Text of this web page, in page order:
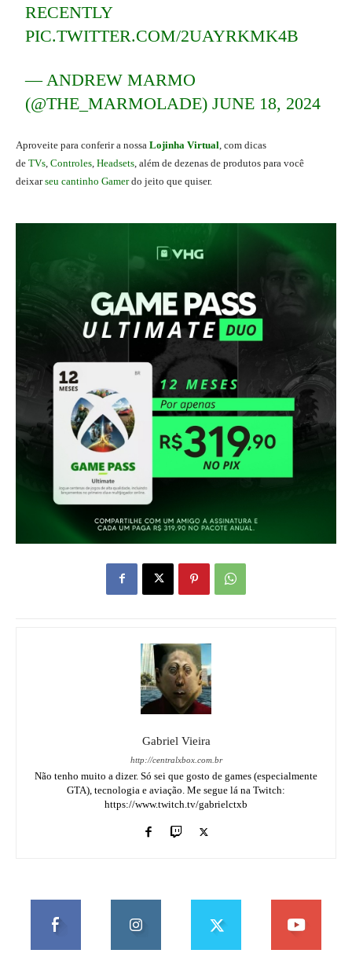
RECENTLY
PIC.TWITTER.COM/2UAYRKMK4B
— ANDREW MARMO
(@THE_MARMOLADE)JUNE 18, 2024
Aproveite para conferir a nossa Lojinha Virtual , com dicas
de TVs Controles Headsets , além de dezenas de produtos para você
deixarseu cantinho Gamerdo jeito que quiser.
Gabriel Vieira
http://centralxbox.com.br
Não tenho muito a dizer. Só sei que gosto de games (especialmente
GTA), tecnologia e aviação. Me segue lá na Twitch:
https://www.twitch.tv/gabrielctxb